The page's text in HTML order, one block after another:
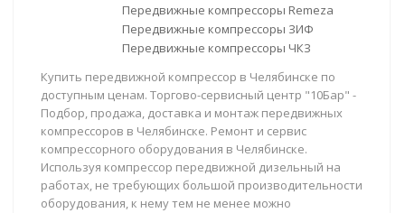
Передвижные компрессоры Remeza
Передвижные компрессоры ЗИФ
Передвижные компрессоры ЧКЗ
Купить передвижной компрессор в Челябинске по
доступным ценам. Торгово-сервисный центр "10Бар" -
Подбор, продажа, доставка и монтаж передвижных
компрессоров в Челябинске. Ремонт и сервис
компрессорного оборудования в Челябинске.
Используя компрессор передвижной дизельный на
работах, не требующих большой производительности
оборудования, к нему тем не менее можно